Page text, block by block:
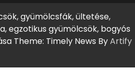
gyümölcsfák, ültetése,
egzotikus gyümölcsök, bogyós
Theme: Timely News ByArtify